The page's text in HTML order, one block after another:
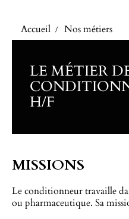
Accueil Nos métiers
LE MÉTIER
H/F
MISSIONS
Le conditionneur travaille
ou pharmaceutique. Sa